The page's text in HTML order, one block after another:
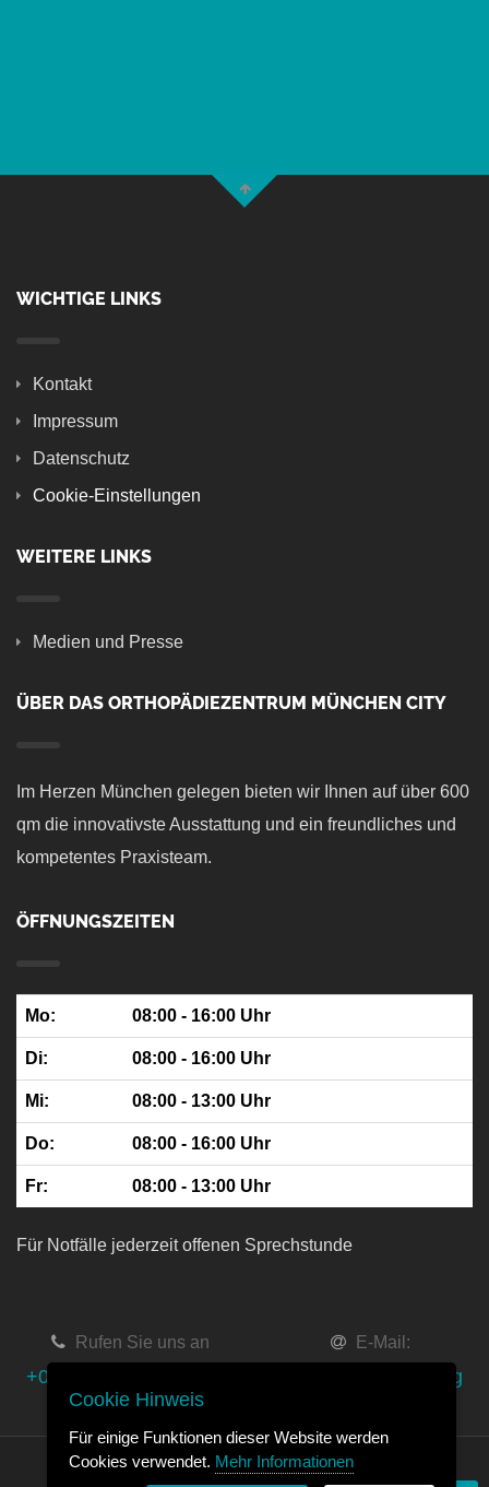
WICHTIGE LINKS
Kontakt
Impressum
Datenschutz
Cookie-Einstellungen
WEITERE LINKS
Medien und Presse
ÜBER DAS ORTHOPÄDIEZENTRUM MÜNCHEN CITY
Im Herzen München gelegen bieten wir Ihnen auf über 600
qm die innovativste Ausstattung und ein freundliches und
kompetentes Praxisteam.
ÖFFNUNGSZEITEN
Mo: 08:00 - 16:00 Uhr
Di: 08:00 - 16:00 Uhr
Mi: 08:00 - 13:00 Uhr
Do: 08:00 - 16:00 Uhr
Fr: 08:00 - 13:00 Uhr
Für Notfälle jederzeit offenen Sprechstunde
Rufen Sie uns an
+049-(0)89-20 60 996-0
E-Mail:
info@orthopaede.org
Cookie Hinweis
Für einige Funktionen dieser Website werden
Cookies verwendet. Mehr Informationen